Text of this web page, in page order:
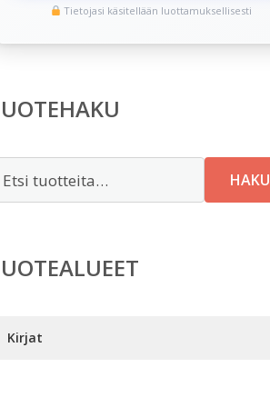
Tietojasi käsitellään luottamuksellisesti
HAKU
Kirjat